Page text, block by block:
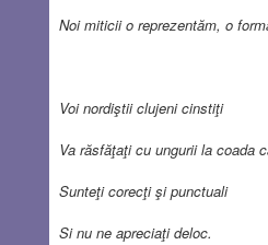
Noi miticii o reprezentăm, o
Voi nordiştii clujeni cinstiţi
Va răsfăţaţi cu ungurii la coada
Sunteţi corecţi şi punctuali
Si nu ne apreciaţi deloc.